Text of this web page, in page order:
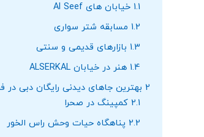
1.1 خیابان‌ های Al Seef
1.2 مسابقه شتر سواری
1.3 بازارهای قدیمی و سنتی
1.4 هنر در خیابان ALSERKAL
2 بهترین جاهای دیدنی رایگان دبی در
2.1 کمپینگ در صحرا
2.2 پناهگاه حیات وحش راس الخور